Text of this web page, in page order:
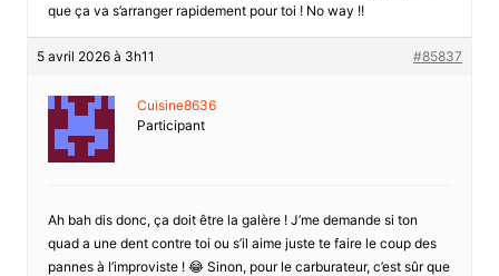
que ça va s’arranger rapidement pour toi ! No way !!
5 avril 2026 à 3h11 #85837
Cuisine8636
Participant
Ah bah dis donc, ça doit être la galère ! J’me demande si ton
quad a une dent contre toi ou s’il aime juste te faire le coup des
pannes à l’improviste ! 😂 Sinon, pour le carburateur, c’est sûr que